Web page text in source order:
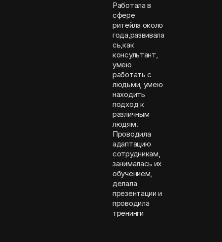
Работала в
сфере
ритейла около
года,развивала
сь,как
консультант,
умею
работать с
людьми, умею
находить
подход к
различным
людям.
Проводила
адаптацию
сотрудникам,
занималась их
обучением,
делала
презентации и
проводила
тренинги